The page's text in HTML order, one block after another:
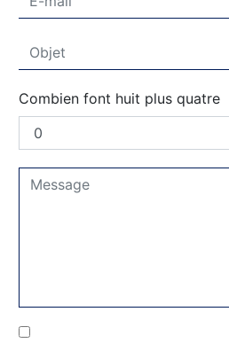
Combien font huit plus quatre